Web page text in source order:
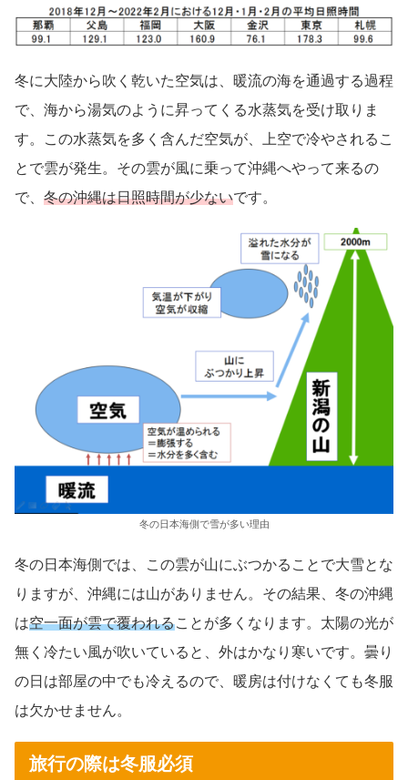
冬に大陸から吹く乾いた空気は、暖流の海を通過する過程
で、海から湯気のように昇ってくる水蒸気を受け取りま
す。この水蒸気を多く含んだ空気が、上空で冷やされるこ
とで雲が発生。その雲が風に乗って沖縄へやって来るの
で、 冬の沖縄は日照時間が少ないです。
冬の日本海側で雪が多い理由
冬の日本海側では、この雲が山にぶつかることで大雪とな
りますが、沖縄には山がありません。その結果、冬の沖縄
は空一面が雲で覆われることが多くなります。太陽の光が
無く冷たい風が吹いていると、外はかなり寒いです。曇り
の日は部屋の中でも冷えるので、暖房は付けなくても冬服
は欠かせません。
旅行の際は冬服必須